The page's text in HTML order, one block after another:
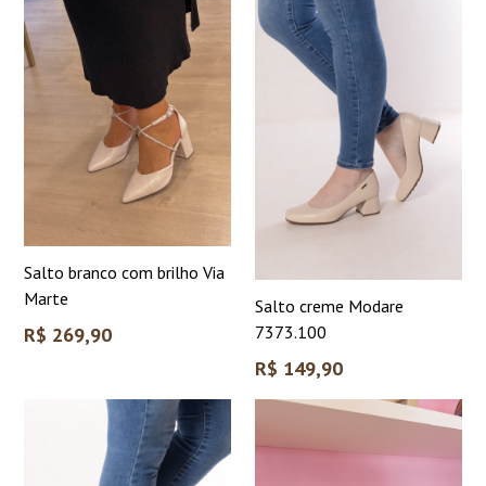
Salto branco com brilho Via
Marte
Preço
R$ 269,90
Salto creme Modare
7373.100
Preço
R$ 149,90